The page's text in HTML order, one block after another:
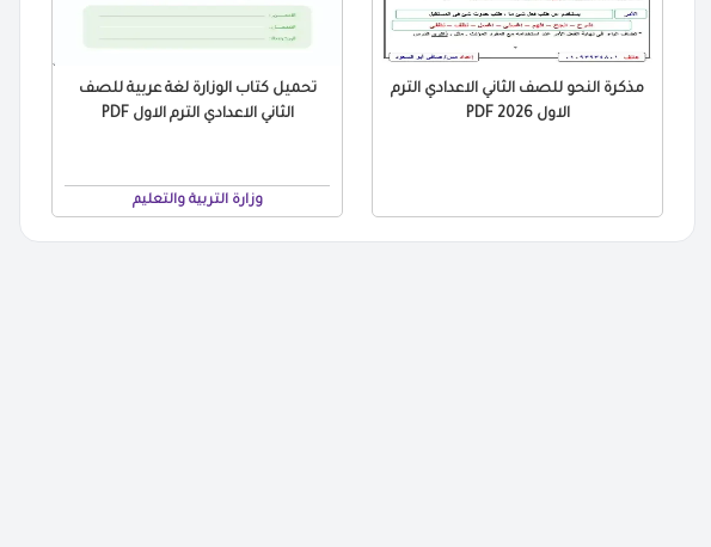
مذكرة النحو للصف الثاني الاعدادي الترم
الاول 2026 PDF
تحميل كتاب الوزارة لغة عربية للصف
الثاني الاعدادي الترم الاول PDF
وزارة التربية والتعليم